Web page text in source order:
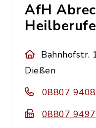
AfH
Bahnhofstr.
Dießen
08807
08807